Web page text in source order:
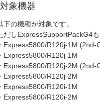
対象機器
下の機種が対象です。
だしExpressSupportPackG4
・Express5800/R120j-1M (2nd-
・Express5800/R120j-1M
・Express5800/R120j-2M (2nd-
・Express5800/R120j-2M
・Express5800/R120i-1M
・Express5800/R120i-2M